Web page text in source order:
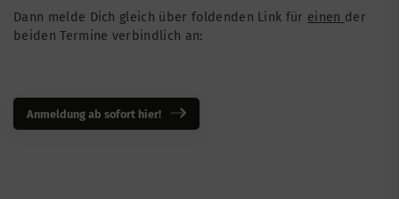
Dann melde Dich gleich über foldenden Link für einen der
beiden Termine verbindlich an:
Anmeldung ab sofort hier!